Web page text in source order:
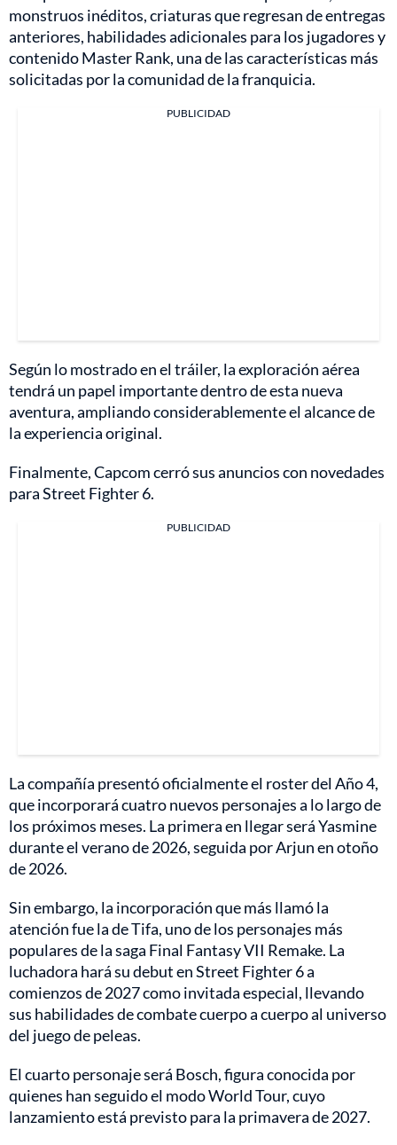
monstruos inéditos, criaturas que regresan de entregas
anteriores, habilidades adicionales para los jugadores y
contenido Master Rank, una de las características más
solicitadas por la comunidad de la franquicia.
PUBLICIDAD
Según lo mostrado en el tráiler, la exploración aérea
tendrá un papel importante dentro de esta nueva
aventura, ampliando considerablemente el alcance de
la experiencia original.
Finalmente, Capcom cerró sus anuncios con novedades
para Street Fighter 6.
PUBLICIDAD
La compañía presentó oficialmente el roster del Año 4,
que incorporará cuatro nuevos personajes a lo largo de
los próximos meses. La primera en llegar será Yasmine
durante el verano de 2026, seguida por Arjun en otoño
de 2026.
Sin embargo, la incorporación que más llamó la
atención fue la de Tifa, uno de los personajes más
populares de la saga Final Fantasy VII Remake. La
luchadora hará su debut en Street Fighter 6 a
comienzos de 2027 como invitada especial, llevando
sus habilidades de combate cuerpo a cuerpo al universo
del juego de peleas.
El cuarto personaje será Bosch, figura conocida por
quienes han seguido el modo World Tour, cuyo
lanzamiento está previsto para la primavera de 2027.